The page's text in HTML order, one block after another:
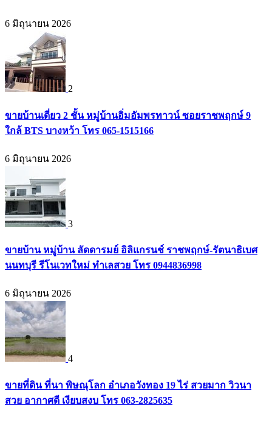
6 มิถุนายน 2026
2
ขายบ้านเดี่ยว 2 ชั้น หมู่บ้านอิ่มอัมพรทาวน์ ซอยราชพฤกษ์ 9
ใกล้ BTS บางหว้า โทร 065-1515166
6 มิถุนายน 2026
3
ขายบ้าน หมู่บ้าน ลัดดารมย์ อิลิแกรนช์ ราชพฤกษ์-รัตนาธิเบศ
นนทบุรี รีโนเวทใหม่ ทำเลสวย โทร 0944836998
6 มิถุนายน 2026
4
ขายที่ดิน ที่นา พิษณุโลก อำเภอวังทอง 19 ไร่ สวยมาก วิวนา
สวย อากาศดี เงียบสงบ โทร 063-2825635